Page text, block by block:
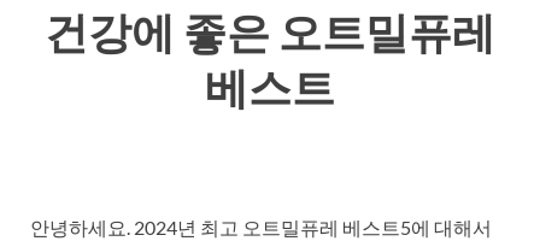
건강에 좋은 오트밀퓨레
베스트
안녕하세요. 2024년 최고 오트밀퓨레 베스트5에 대해서